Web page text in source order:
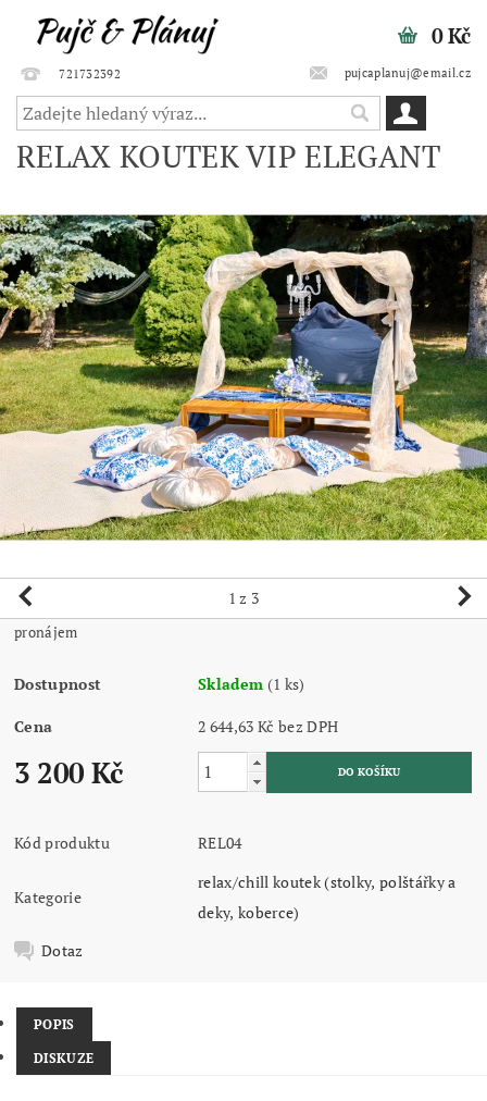
721732392 pujcaplanuj@email.cz
0 Kč
RELAX KOUTEK VIP ELEGANT
1 z 3
pronájem
Dostupnost Skladem (1 ks)
Cena 2 644,63 Kč bez DPH
3 200 Kč
Kód produktu REL04
Kategorie
relax/chill koutek (stolky, polštářky a
deky, koberce)
Dotaz
POPIS
DISKUZE